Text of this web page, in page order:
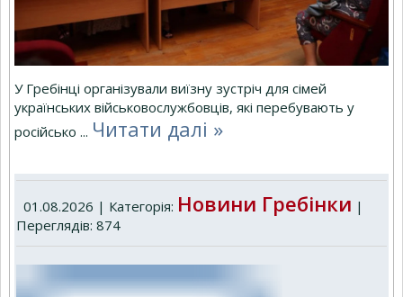
У Гребінці організували виїзну зустріч для сімей
українських військовослужбовців, які перебувають у
російсько ... Читати далі »
01.08.2026 | Категорія: Новини Гребінки |
Переглядів: 874